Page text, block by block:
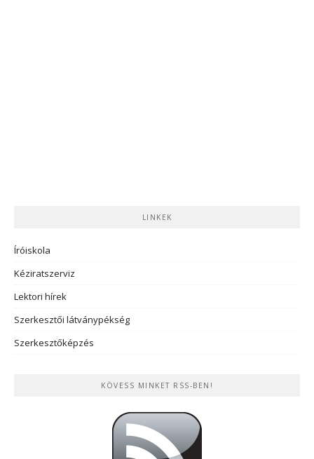
LINKEK
Íróiskola
Kéziratszerviz
Lektori hírek
Szerkesztői látványpékség
Szerkesztőképzés
KÖVESS MINKET RSS-BEN!